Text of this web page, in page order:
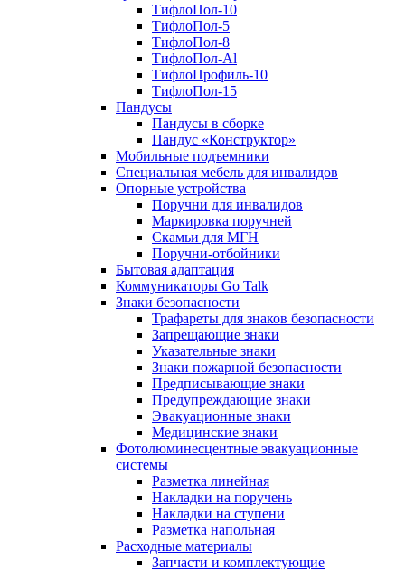
ТифлоПол-10
ТифлоПол-5
ТифлоПол-8
ТифлоПол-Al
ТифлоПрофиль-10
ТифлоПол-15
Пандусы
Пандусы в сборке
Пандус «Конструктор»
Мобильные подъемники
Специальная мебель для инвалидов
Опорные устройства
Поручни для инвалидов
Маркировка поручней
Скамьи для МГН
Поручни-отбойники
Бытовая адаптация
Коммуникаторы Go Talk
Знаки безопасности
Трафареты для знаков безопасности
Запрещающие знаки
Указательные знаки
Знаки пожарной безопасности
Предписывающие знаки
Предупреждающие знаки
Эвакуационные знаки
Медицинские знаки
Фотолюминесцентные эвакуационные
системы
Разметка линейная
Накладки на поручень
Накладки на ступени
Разметка напольная
Расходные материалы
Запчасти и комплектующие